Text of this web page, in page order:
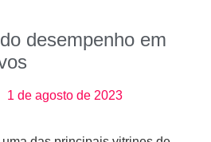
das principais vitrines de
Sua relevância
a apresentação…